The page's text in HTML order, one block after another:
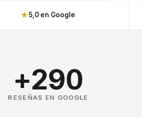
★5,0 en Google
+290
RESEÑAS EN GOOGLE